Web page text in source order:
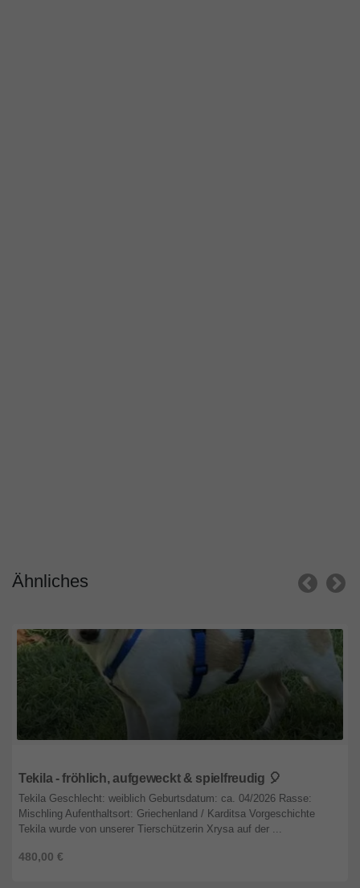
Ähnliches
Tekila - fröhlich, aufgeweckt & spielfreudig 🎈
480,00 €
Tekila Geschlecht: weiblich Geburtsdatum: ca. 04/2026 Rasse:
Mischling Aufenthaltsort: Griechenland / Karditsa Vorgeschichte
Tekila wurde von unserer Tierschützerin Xrysa auf der ...